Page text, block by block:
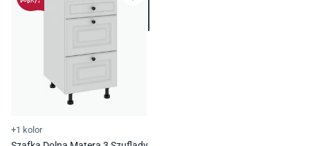
+1 kolor